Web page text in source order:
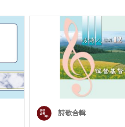
詩歌合輯